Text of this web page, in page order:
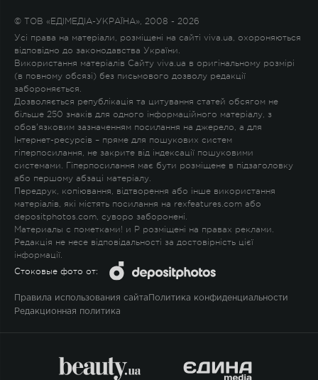
© ТОВ «ЕДІМЕДІА-УКРАЇНА», 2008 - 2026
Усі права на матеріали, розміщені на сайті viva.ua, охороняються
відповідно до законодавства України.
Використання матеріалів Сайту viva.ua в оригінальному розмірі
(в повному обсязі) без письмового дозволу редакції
забороняється.
Дозволяється републікація та цитування статей обсягом не
більше 250 знаків для одного інформаційного матеріалу, з
обов'язковим зазначенням посилання на джерело, а для
Інтернет-ресурсів – пряме для пошукових систем
гіперпосилання, не закрите від індексації пошуковими
системами. Гіперпосилання має бути розміщене в підзаголовку
або першому абзаці матеріалу.
Передрук, копіювання, відтворення або інше використання
матеріалів, які містять посилання на rexfeatures.com або
depositphotos.com, суворо заборонені.
Материалы с пометками! и P розміщені на правах реклами.
Редакція не несе відповідальності за достовірність цієї
інформації.
Стоковые фото от:
Правила использования сайта Политика конфиденциальности
Редакционная политика